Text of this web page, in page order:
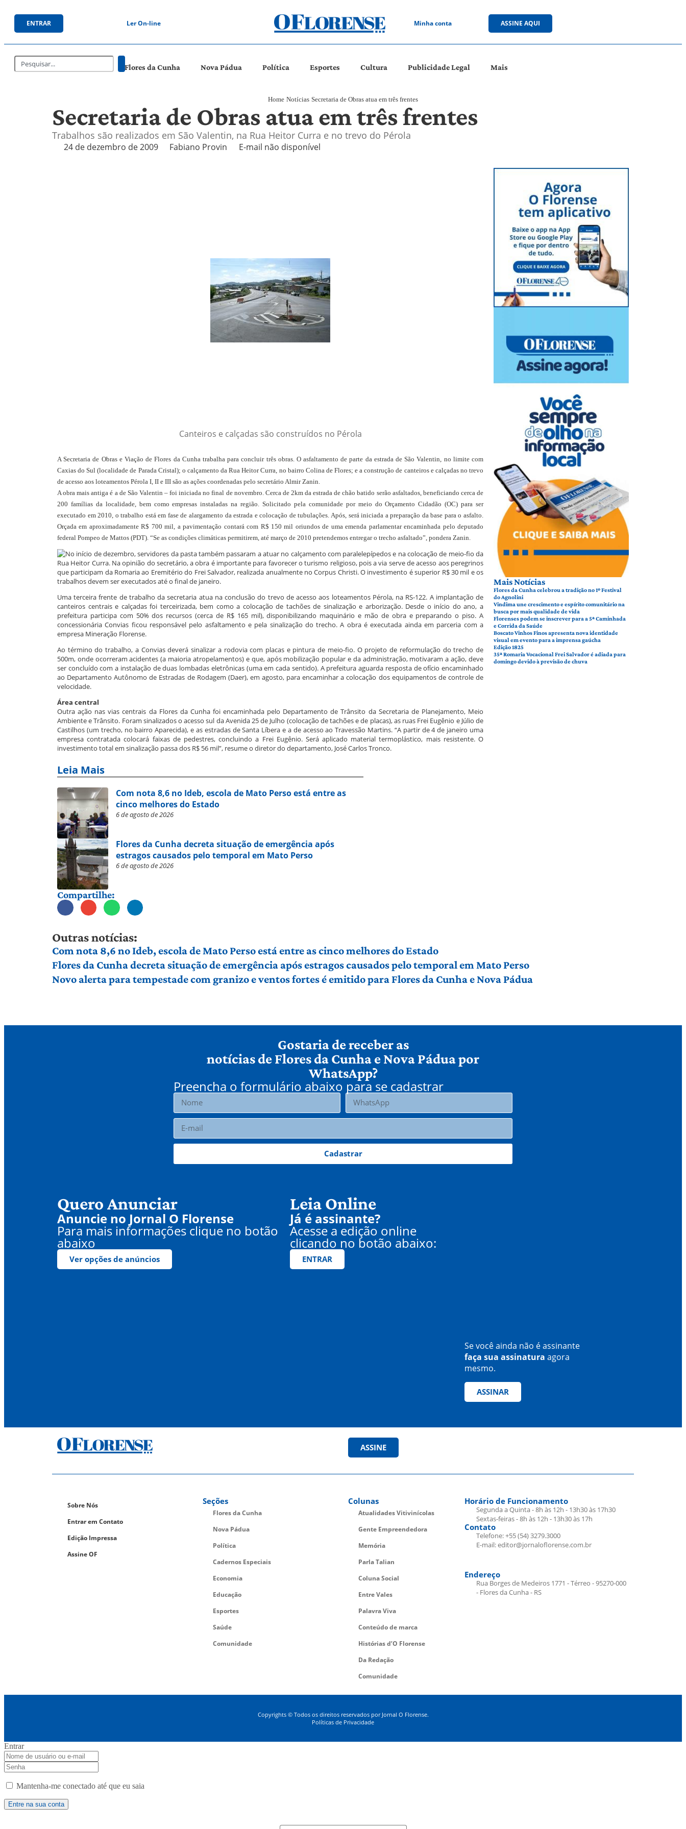
ENTRAR Ler On-line Minha conta ASSINE AQUI
Flores da Cunha Nova Pádua Política Esportes Cultura Publicidade Legal Mais
Home Notícias Secretaria de Obras atua em três frentes
Secretaria de Obras atua em três frentes
Trabalhos são realizados em São Valentin, na Rua Heitor Curra e no trevo do Pérola
24 de dezembro de 2009 Fabiano Provin E-mail não disponível
Canteiros e calçadas são construídos no Pérola
A Secretaria de Obras e Viação de Flores da Cunha trabalha para concluir três obras. O asfaltamento de parte da estrada de São Valentin, no limite com
Caxias do Sul (localidade de Parada Cristal); o calçamento da Rua Heitor Curra, no bairro Colina de Flores; e a construção de canteiros e calçadas no trevo
de acesso aos loteamentos Pérola I, II e III são as ações coordenadas pelo secretário Almir Zanin.
A obra mais antiga é a de São Valentin – foi iniciada no final de novembro. Cerca de 2km da estrada de chão batido serão asfaltados, beneficiando cerca de
200 famílias da localidade, bem como empresas instaladas na região. Solicitado pela comunidade por meio do Orçamento Cidadão (OC) para ser
executado em 2010, o trabalho está em fase de alargamento da estrada e colocação de tubulações. Após, será iniciada a preparação da base para o asfalto.
Orçada em aproximadamente R$ 700 mil, a pavimentação contará com R$ 150 mil oriundos de uma emenda parlamentar encaminhada pelo deputado
federal Pompeo de Mattos (PDT). “Se as condições climáticas permitirem, até março de 2010 pretendemos entregar o trecho asfaltado”, pondera Zanin.
No início de dezembro, servidores da pasta também passaram a atuar no calçamento com paralelepípedos e na colocação de meio-fio da
Rua Heitor Curra. Na opinião do secretário, a obra é importante para favorecer o turismo religioso, pois a via serve de acesso aos peregrinos
que participam da Romaria ao Eremitério do Frei Salvador, realizada anualmente no Corpus Christi. O investimento é superior R$ 30 mil e os
trabalhos devem ser executados até o final de janeiro.
Uma terceira frente de trabalho da secretaria atua na conclusão do trevo de acesso aos loteamentos Pérola, na RS-122. A implantação de
canteiros centrais e calçadas foi terceirizada, bem como a colocação de tachões de sinalização e arborização. Desde o início do ano, a
prefeitura participa com 50% dos recursos (cerca de R$ 165 mil), disponibilizando maquinário e mão de obra e preparando o piso. A
concessionária Convias ficou responsável pelo asfaltamento e pela sinalização do trecho. A obra é executada ainda em parceria com a
empresa Mineração Florense.
Ao término do trabalho, a Convias deverá sinalizar a rodovia com placas e pintura de meio-fio. O projeto de reformulação do trecho de
500m, onde ocorreram acidentes (a maioria atropelamentos) e que, após mobilização popular e da administração, motivaram a ação, deve
ser concluído com a instalação de duas lombadas eletrônicas (uma em cada sentido). A prefeitura aguarda resposta de ofício encaminhado
ao Departamento Autônomo de Estradas de Rodagem (Daer), em agosto, para encaminhar a colocação dos equipamentos de controle de
velocidade.
Área central
Outra ação nas vias centrais da Flores da Cunha foi encaminhada pelo Departamento de Trânsito da Secretaria de Planejamento, Meio
Ambiente e Trânsito. Foram sinalizados o acesso sul da Avenida 25 de Julho (colocação de tachões e de placas), as ruas Frei Eugênio e Júlio de
Castilhos (um trecho, no bairro Aparecida), e as estradas de Santa Líbera e a de acesso ao Travessão Martins. “A partir de 4 de janeiro uma
empresa contratada colocará faixas de pedestres, concluindo a Frei Eugênio. Será aplicado material termoplástico, mais resistente. O
investimento total em sinalização passa dos R$ 56 mil”, resume o diretor do departamento, José Carlos Tronco.
Leia Mais
Com nota 8,6 no Ideb, escola de Mato Perso está entre as
cinco melhores do Estado
6 de agosto de 2026
Flores da Cunha decreta situação de emergência após
estragos causados pelo temporal em Mato Perso
6 de agosto de 2026
Compartilhe:
Mais Notícias
Flores da Cunha celebrou a tradição no 1º Festival
do Agnolini
Vindima une crescimento e espírito comunitário na
busca por mais qualidade de vida
Florenses podem se inscrever para a 5ª Caminhada
e Corrida da Saúde
Boscato Vinhos Finos apresenta nova identidade
visual em evento para a imprensa gaúcha
Edição 1825
35ª Romaria Vocacional Frei Salvador é adiada para
domingo devido à previsão de chuva
Outras notícias:
Com nota 8,6 no Ideb, escola de Mato Perso está entre as cinco melhores do Estado
Flores da Cunha decreta situação de emergência após estragos causados pelo temporal em Mato Perso
Novo alerta para tempestade com granizo e ventos fortes é emitido para Flores da Cunha e Nova Pádua
Gostaria de receber as
notícias de Flores da Cunha e Nova Pádua por
WhatsApp?
Preencha o formulário abaixo para se cadastrar
Cadastrar
Quero Anunciar
Anuncie no Jornal O Florense
Para mais informações clique no botão
abaixo
Ver opções de anúncios
Leia Online
Já é assinante?
Acesse a edição online
clicando no botão abaixo:
ENTRAR
Se você ainda não é assinante
faça sua assinatura agora
mesmo.
ASSINAR
ASSINE
Sobre Nós
Entrar em Contato
Edição Impressa
Assine OF
Seções
Flores da Cunha
Nova Pádua
Política
Cadernos Especiais
Economia
Educação
Esportes
Saúde
Comunidade
Colunas
Atualidades Vitivinícolas
Gente Empreendedora
Memória
Parla Talian
Coluna Social
Entre Vales
Palavra Viva
Conteúdo de marca
Histórias d’O Florense
Da Redação
Comunidade
Horário de Funcionamento
Segunda a Quinta - 8h às 12h - 13h30 às 17h30
Sextas-feiras - 8h às 12h - 13h30 às 17h
Contato
Telefone: +55 (54) 3279.3000
E-mail: editor@jornaloflorense.com.br
Endereço
Rua Borges de Medeiros 1771 - Térreo - 95270-000
- Flores da Cunha - RS
Copyrights © Todos os direitos reservados por Jornal O Florense.
Políticas de Privacidade
Entrar
Mantenha-me conectado até que eu saia